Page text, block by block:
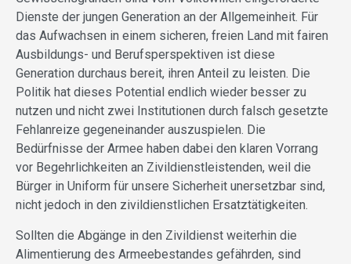
Dienste der jungen Generation an der Allgemeinheit. Für
das Aufwachsen in einem sicheren, freien Land mit fairen
Ausbildungs- und Berufsperspektiven ist diese
Generation durchaus bereit, ihren Anteil zu leisten. Die
Politik hat dieses Potential endlich wieder besser zu
nutzen und nicht zwei Institutionen durch falsch gesetzte
Fehlanreize gegeneinander auszuspielen. Die
Bedürfnisse der Armee haben dabei den klaren Vorrang
vor Begehrlichkeiten an Zivildienstleistenden, weil die
Bürger in Uniform für unsere Sicherheit unersetzbar sind,
nicht jedoch in den zivildienstlichen Ersatztätigkeiten.
Sollten die Abgänge in den Zivildienst weiterhin die
Alimentierung des Armeebestandes gefährden, sind